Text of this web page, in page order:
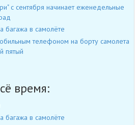
с сентября начинает еженедельные
в самолёте
телефоном на борту самолета
пятый
время:
в самолёте